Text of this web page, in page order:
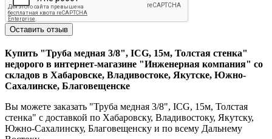
Оставить отзыв
Купить "Труба медная 3/8", ICG, 15м, Толстая стенка"
недорого в интернет-магазине "Инженерная компания" со
складов в Хабаровске, Владивостоке, Якутске, Южно-
Сахалинске, Благовещенске
Вы можете заказать "Труба медная 3/8", ICG, 15м, Толстая
стенка" с доставкой по Хабаровску, Владивостоку, Якутску,
Южно-Сахалинску, Благовещенску и по всему Дальнему